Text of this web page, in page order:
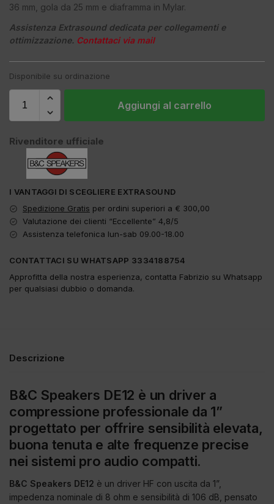
36 mm, gola da 25 mm e diaframma in Mylar.
Assistenza Extrasound dedicata per collegamenti e
ottimizzazione. Contattaci via mail
Disponibile su ordinazione
Aggiungi al carrello
Rivenditore ufficiale
I VANTAGGI DI SCEGLIERE EXTRASOUND
Spedizione Gratis per ordini superiori a € 300,00
Valutazione dei clienti “Eccellente” 4,8/5
Assistenza telefonica lun-sab 09.00-18.00
CONTATTACI SU WHATSAPP 3334188754
Approfitta della nostra esperienza, contatta Fabrizio su Whatsapp
per qualsiasi dubbio o domanda.
Descrizione
B&C Speakers DE12 è un driver a
compressione professionale da 1”
progettato per offrire sensibilità elevata,
buona tenuta e alte frequenze precise
nei sistemi pro audio compatti.
B&C Speakers DE12 è un driver HF con uscita da 1”,
impedenza nominale di 8 ohm e sensibilità di 106 dB, pensato